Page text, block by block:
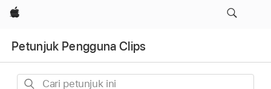
Apple
Petunjuk Pengguna Clips
Cari